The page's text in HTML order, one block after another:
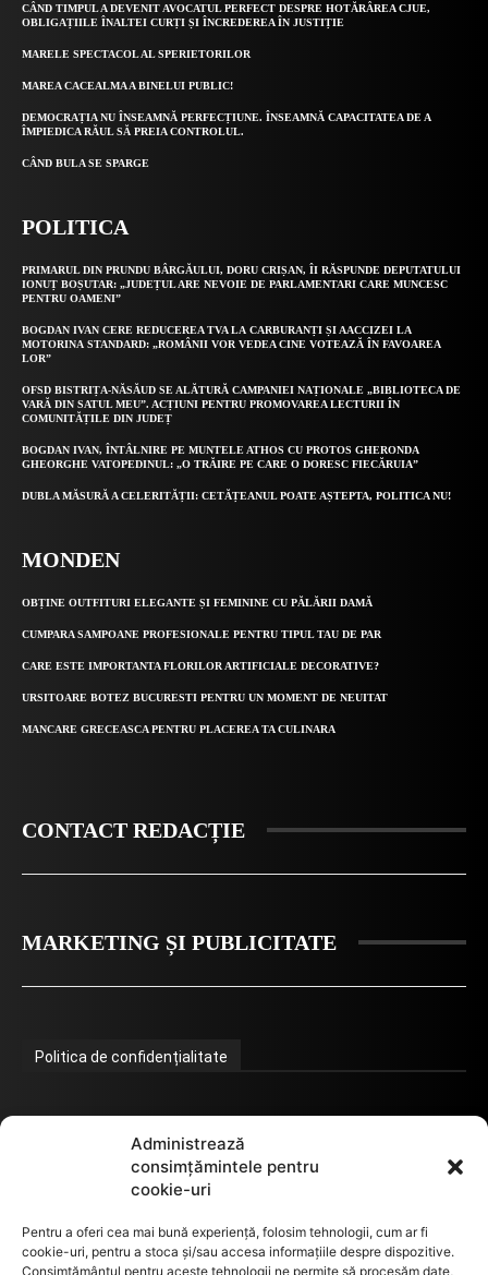
Administrează
consimțămintele pentru
cookie-uri
Pentru a oferi cea mai bună experiență, folosim tehnologii, cum ar fi
cookie-uri, pentru a stoca și/sau accesa informațiile despre dispozitive.
Consimțământul pentru aceste tehnologii ne permite să procesăm date,
CÂND TIMPUL A DEVENIT AVOCATUL PERFECT DESPRE HOTĂRÂREA CJUE,
OBLIGAȚIILE ÎNALTEI CURȚI ȘI ÎNCREDEREA ÎN JUSTIȚIE
MARELE SPECTACOL AL SPERIETORILOR
MAREA CACEALMA A BINELUI PUBLIC!
DEMOCRAȚIA NU ÎNSEAMNĂ PERFECȚIUNE. ÎNSEAMNĂ CAPACITATEA DE A
ÎMPIEDICA RĂUL SĂ PREIA CONTROLUL.
CÂND BULA SE SPARGE
POLITICA
PRIMARUL DIN PRUNDU BÂRGĂULUI, DORU CRIȘAN, ÎI RĂSPUNDE DEPUTATULUI
IONUȚ BOȘUTAR: „JUDEȚUL ARE NEVOIE DE PARLAMENTARI CARE MUNCESC
PENTRU OAMENI”
BOGDAN IVAN CERE REDUCEREA TVA LA CARBURANȚI ȘI AACCIZEI LA
MOTORINA STANDARD: „ROMÂNII VOR VEDEA CINE VOTEAZĂ ÎN FAVOAREA
LOR”
OFSD BISTRIȚA-NĂSĂUD SE ALĂTURĂ CAMPANIEI NAȚIONALE „BIBLIOTECA DE
VARĂ DIN SATUL MEU”. ACȚIUNI PENTRU PROMOVAREA LECTURII ÎN
COMUNITĂȚILE DIN JUDEȚ
BOGDAN IVAN, ÎNTÂLNIRE PE MUNTELE ATHOS CU PROTOS GHERONDA
GHEORGHE VATOPEDINUL: „O TRĂIRE PE CARE O DORESC FIECĂRUIA”
DUBLA MĂSURĂ A CELERITĂȚII: CETĂȚEANUL POATE AȘTEPTA, POLITICA NU!
MONDEN
OBȚINE OUTFITURI ELEGANTE ȘI FEMININE CU PĂLĂRII DAMĂ
CUMPARA SAMPOANE PROFESIONALE PENTRU TIPUL TAU DE PAR
CARE ESTE IMPORTANTA FLORILOR ARTIFICIALE DECORATIVE?
URSITOARE BOTEZ BUCURESTI PENTRU UN MOMENT DE NEUITAT
MANCARE GRECEASCA PENTRU PLACEREA TA CULINARA
CONTACT REDACȚIE
MARKETING ȘI PUBLICITATE
Politica de confidențialitate
Termeni de utilizare